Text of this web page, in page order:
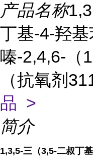
产品名称
丁基-4-羟
嗪-2,4,6-（
（抗氧剂
品 >
简介
1,3,5-三（3,5-二叔丁